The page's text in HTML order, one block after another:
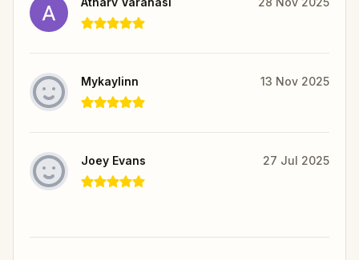
Mykaylinn 13 Nov 2025
Joey Evans 27 Jul 2025